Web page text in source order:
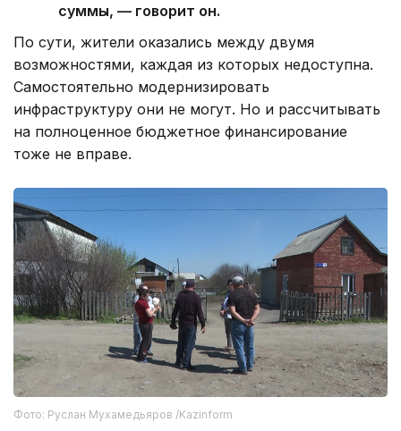
суммы, — говорит он.
По сути, жители оказались между двумя
возможностями, каждая из которых недоступна.
Самостоятельно модернизировать
инфраструктуру они не могут. Но и рассчитывать
на полноценное бюджетное финансирование
тоже не вправе.
Фото: Руслан Мухамедьяров /Kazinform